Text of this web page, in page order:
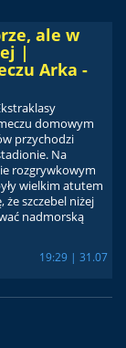
ale w
|
Arka -
domowym
przychodzi
Na
rozgrywkowym
wielkim atutem
że szczebel niżej
nadmorską
19:29 | 31.07